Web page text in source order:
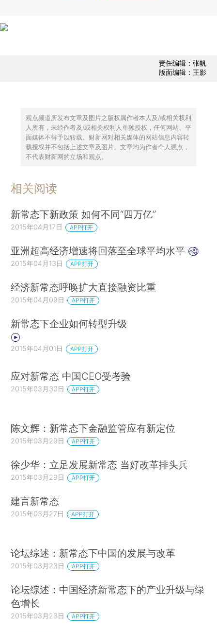
责任编辑：张帆
版面编辑：王影
观点频道所发布文章及图片之版权属作者本人及/或相关权利
人所有，未经作者及/或相关权利人单独授权，任何网站、平
面媒体不得予以转载。财新网对相关媒体的网站信息内容转
载授权并不包括上述文章及图片。文章均为作者个人观点，
不代表财新网的立场和观点。
相关阅读
新常态下新政策 如何不同“四万亿”
2015年04月17日 APP打开
亚洲超高经济增速将回落至全球平均水平
2015年04月13日 APP打开
经济新常态呼唤扩大直接融资比重
2015年04月09日 APP打开
新常态下企业如何转型升级
2015年04月01日 APP打开
应对新常态 中国CEO受考验
2015年03月30日 APP打开
陈文辉：新常态下金融监管应有新定位
2015年03月29日 APP打开
徐少华：立足发展新常态 当好改革排头兵
2015年03月29日 APP打开
建言新常态
2015年03月27日 APP打开
论坛综述：新常态下中国的发展与改革
2015年03月23日 APP打开
论坛综述：中国经济新常态下的产业升级与绿
色增长
2015年03月23日 APP打开